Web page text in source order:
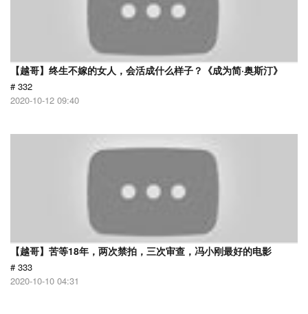
【越哥】终生不嫁的女人，会活成什么样子？《成为简·奥斯汀》
# 332
2020-10-12 09:40
【越哥】苦等18年，两次禁拍，三次审查，冯小刚最好的电影
# 333
2020-10-10 04:31